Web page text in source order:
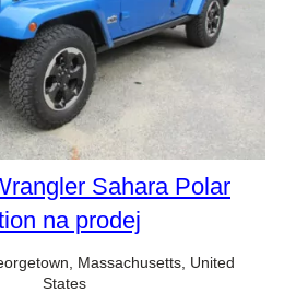
Sahara Polar
na prodej
Massachusetts, United
States